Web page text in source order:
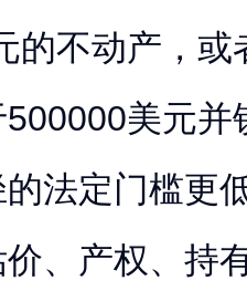
的不动产，或
美元并
法定门槛更
、产权、持